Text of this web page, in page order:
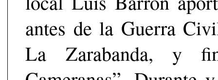
antes de la Guerra
La Zarabanda, y